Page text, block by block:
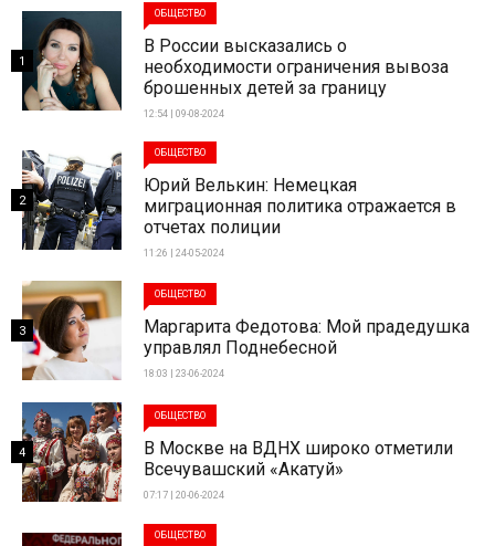
ОБЩЕСТВО
В России высказались о
необходимости ограничения вывоза
брошенных детей за границу
12:54 | 09-08-2024
1
ОБЩЕСТВО
Юрий Велькин: Немецкая
миграционная политика отражается в
отчетах полиции
11:26 | 24-05-2024
2
ОБЩЕСТВО
Маргарита Федотова: Мой прадедушка
управлял Поднебесной
18:03 | 23-06-2024
3
ОБЩЕСТВО
В Москве на ВДНХ широко отметили
Всечувашский «Акатуй»
07:17 | 20-06-2024
4
ОБЩЕСТВО